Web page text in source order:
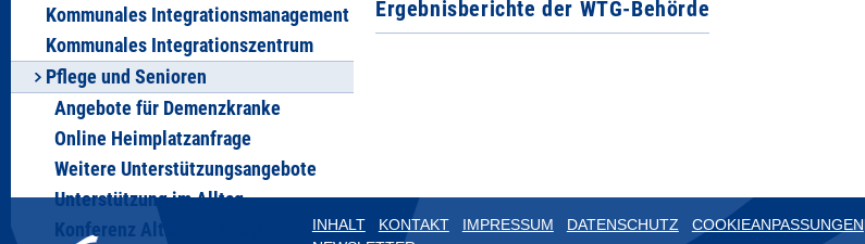
Kommunales Integrationsmanagement
Kommunales Integrationszentrum
Pflege und Senioren
Angebote für Demenzkranke
Online Heimplatzanfrage
Weitere Unterstützungsangebote
Unterstützung im Alltag
Konferenz Alter und Pflege
Ergebnisberichte der WTG-Behörde
INHALT KONTAKT IMPRESSUM DATENSCHUTZ COOKIEANPASSUNGEN